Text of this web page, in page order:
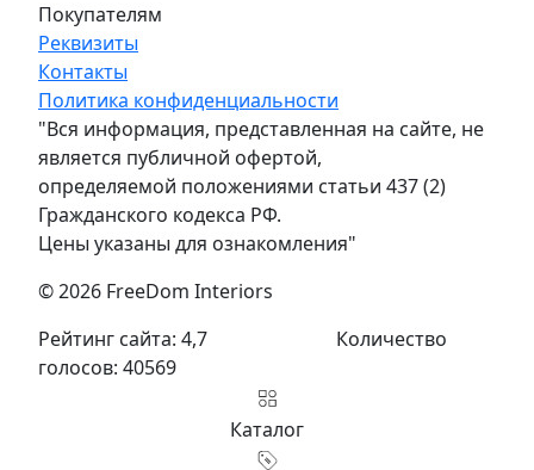
Покупателям
Реквизиты
Контакты
Политика конфиденциальности
"Вся информация, представленная на сайте, не
является публичной офертой,
определяемой положениями статьи 437 (2)
Гражданского кодекса РФ.
Цены указаны для ознакомления"
© 2026 FreeDom Interiors
Рейтинг сайта: 4,7
Количество
голосов: 40569
Каталог